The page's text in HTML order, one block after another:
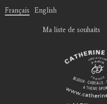
Français English
Ma liste de souhaits